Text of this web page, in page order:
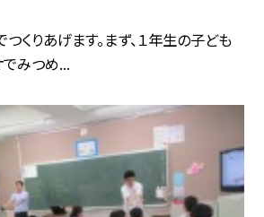
くりあげます。まず、１年生の子ども
みつめ...